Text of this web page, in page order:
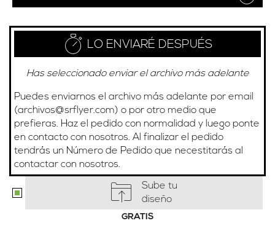
LO ENVIARÉ DESPUÉS
Has seleccionado enviar el archivo más adelante
Puedes enviarnos el archivo más adelante por email
(archivos@srflyer.com) o por otro medio que
prefieras. Haz el pedido con normalidad y luego ponte
en contacto con nosotros. Al finalizar el pedido
tendrás un Número de Pedido que necestitarás al
contactar con nosotros.
Sube tu
diseño
GRATIS